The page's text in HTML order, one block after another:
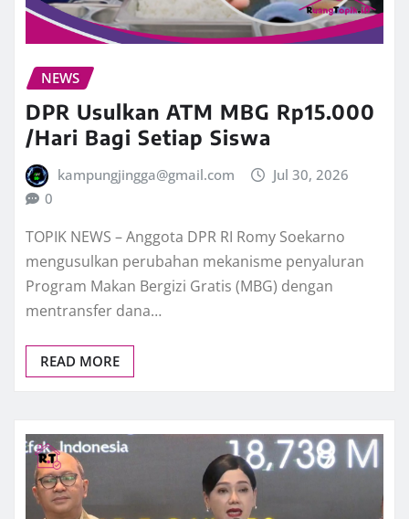
NEWS
DPR Usulkan ATM MBG Rp15.000
/Hari Bagi Setiap Siswa
kampungjingga@gmail.com
Jul 30, 2026
0
TOPIK NEWS – Anggota DPR RI Romy Soekarno
mengusulkan perubahan mekanisme penyaluran
Program Makan Bergizi Gratis (MBG) dengan
mentransfer dana…
READ MORE